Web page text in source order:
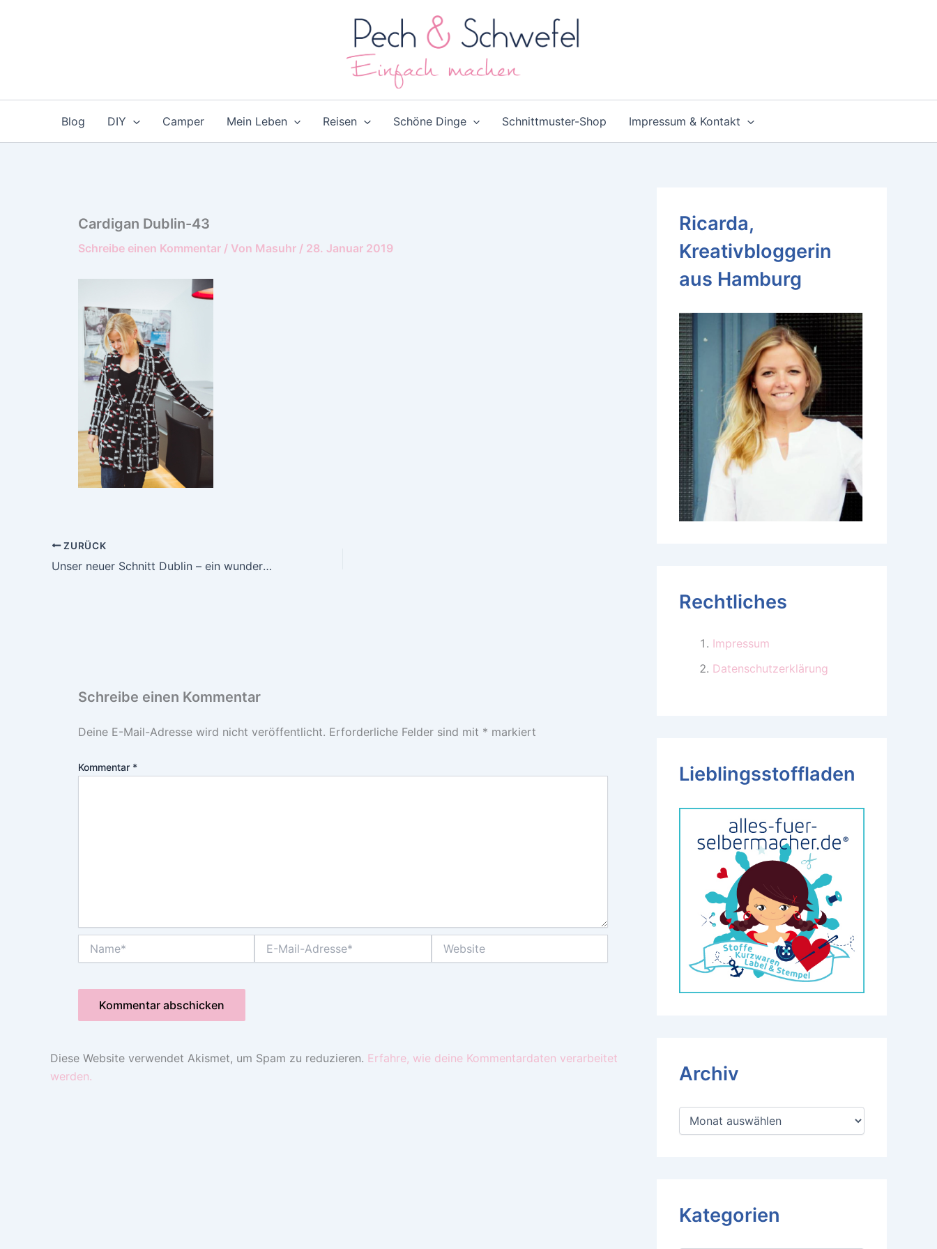
Blog DIY Camper Mein Leben Reisen Schöne Dinge Schnittmuster-Shop Impressum & Kontakt
Cardigan Dublin-43
Schreibe einen Kommentar / Von Masuhr / 28. Januar 2019
ZURÜCK
Unser neuer Schnitt Dublin – ein wundervoller Cardigan
Schreibe einen Kommentar
Deine E-Mail-Adresse wird nicht veröffentlicht. Erforderliche Felder sind mit * markiert
Kommentar *
Mail-
Diese Website verwendet Akismet, um Spam zu reduzieren. Erfahre, wie deine Kommentardaten verarbeitet
werden.
Ricarda,
Kreativbloggerin
aus Hamburg
Rechtliches
Impressum
Datenschutzerklärung
Lieblingsstoffladen
Archiv
A
Kategorien